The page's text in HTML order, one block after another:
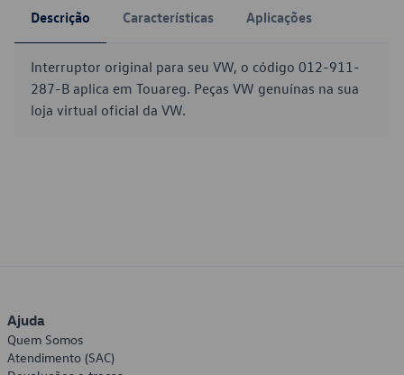
Descrição Características Aplicações
Interruptor original para seu VW, o código 012-911-
287-B aplica em Touareg. Peças VW genuínas na sua
loja virtual oficial da VW.
Ajuda
Quem Somos
Atendimento (SAC)